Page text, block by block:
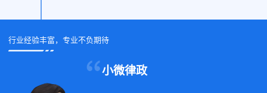
行业经验丰富，专业不负期待
小微律政